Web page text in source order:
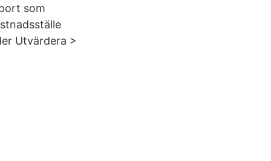
som
Utvärdera >